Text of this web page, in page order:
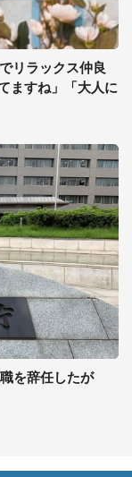
リラックス仲良
ますね」「大人に
を辞任したが